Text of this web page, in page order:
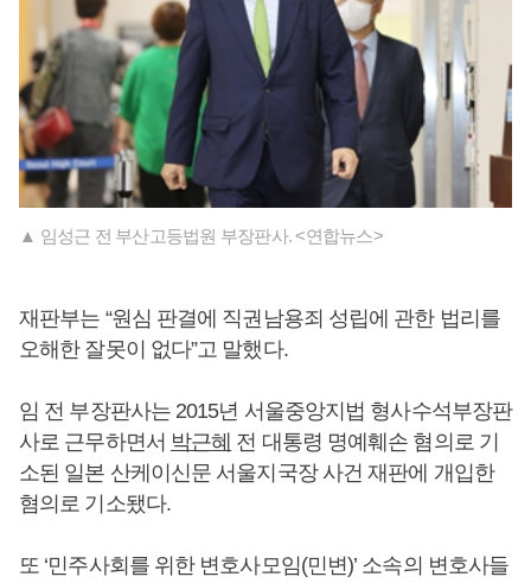
▲ 임성근 전 부산고등법원 부장판사. <연합뉴스>
재판부는 “원심 판결에 직권남용죄 성립에 관한 법리를
오해한 잘못이 없다”고 말했다.
임 전 부장판사는 2015년 서울중앙지법 형사수석부장판
사로 근무하면서 박근혜 전 대통령 명예훼손 혐의로 기
소된 일본 산케이신문 서울지국장 사건 재판에 개입한
혐의로 기소됐다.
또 ‘민주사회를 위한 변호사모임(민변)’ 소속의 변호사들